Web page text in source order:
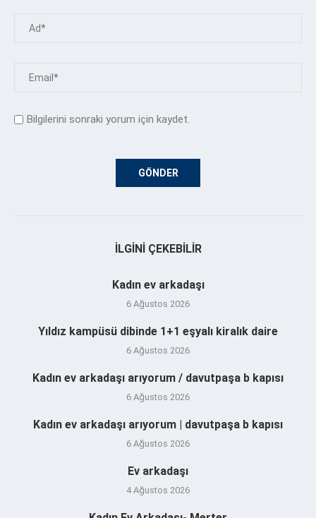
Bilgilerini sonraki yorum için kaydet.
İLGINI ÇEKEBILIR
Kadın ev arkadaşı
6 Ağustos 2026
Yıldız kampüsü dibinde 1+1 eşyalı kiralık daire
6 Ağustos 2026
Kadın ev arkadaşı arıyorum / davutpaşa b kapısı
6 Ağustos 2026
Kadın ev arkadaşı arıyorum | davutpaşa b kapısı
6 Ağustos 2026
Ev arkadaşı
4 Ağustos 2026